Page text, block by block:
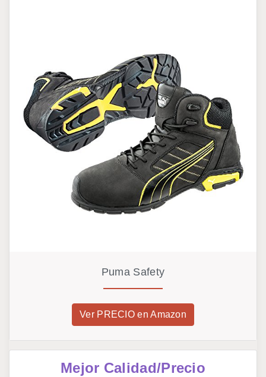
Puma Safety
Ver PRECIO en Amazon
Mejor Calidad/Precio